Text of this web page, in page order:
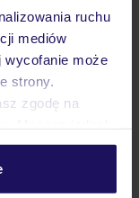
ruchu
mediów
wycofanie może
strony.
zgodę na
zakładkę
znajdziesz